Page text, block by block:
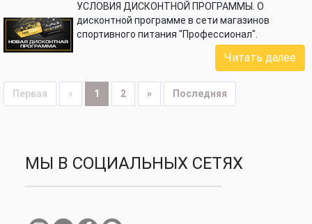
УСЛОВИЯ ДИСКОНТНОЙ ПРОГРАММЫ. О
дисконтной программе в сети магазинов
спортивного питания "Профессионал".
Читать далее
Первая « 1 2 » Последняя
МЫ В СОЦИАЛЬНЫХ СЕТЯХ